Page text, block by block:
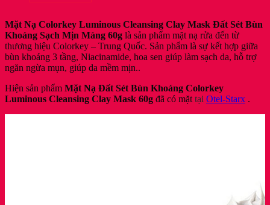
Luminous
Cleansing
Clay
Mask
[Otel-
Chính
Hãng]
Mặt Nạ Colorkey Luminous Cleansing Clay Mask Đất Sét Bùn
Khoáng Sạch Mịn Màng 60g là sản phẩm mặt nạ rửa đến từ
thương hiệu Colorkey – Trung Quốc. Sản phẩm là sự kết hợp giữa
bùn khoáng 3 tầng, Niacinamide, hoa sen giúp làm sạch da, hỗ trợ
ngăn ngừa mụn, giúp da mềm mịn..
Hiện sản phẩm Mặt Nạ Đất Sét Bùn Khoáng Colorkey
Luminous Cleansing Clay Mask 60g đã có mặt tại Otel-Starx .